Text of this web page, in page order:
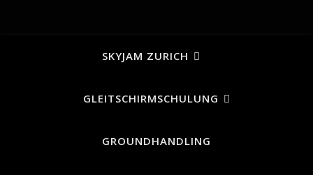
SKYJAM ZURICH
GLEITSCHIRMSCHULUNG
GROUNDHANDLING